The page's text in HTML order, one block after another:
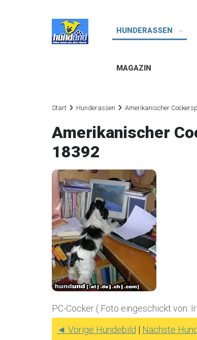
HUNDERASSEN
MAGAZIN
Start Hunderassen Amerikanischer
Amerikanischer
18392
PC-Cocker ( Foto eingeschickt von:
◄ Vorige Hundebild | Nächste